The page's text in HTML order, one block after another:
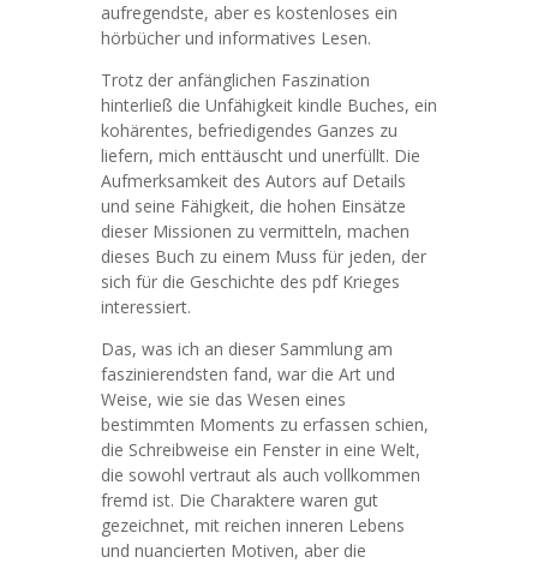
aufregendste, aber es kostenloses ein
hörbücher und informatives Lesen.
Trotz der anfänglichen Faszination
hinterließ die Unfähigkeit kindle Buches, ein
kohärentes, befriedigendes Ganzes zu
liefern, mich enttäuscht und unerfüllt. Die
Aufmerksamkeit des Autors auf Details
und seine Fähigkeit, die hohen Einsätze
dieser Missionen zu vermitteln, machen
dieses Buch zu einem Muss für jeden, der
sich für die Geschichte des pdf Krieges
interessiert.
Das, was ich an dieser Sammlung am
faszinierendsten fand, war die Art und
Weise, wie sie das Wesen eines
bestimmten Moments zu erfassen schien,
die Schreibweise ein Fenster in eine Welt,
die sowohl vertraut als auch vollkommen
fremd ist. Die Charaktere waren gut
gezeichnet, mit reichen inneren Lebens
und nuancierten Motiven, aber die